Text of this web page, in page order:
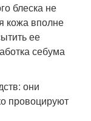
блеска не
кожа вполне
ее
себума
они
провоцируют